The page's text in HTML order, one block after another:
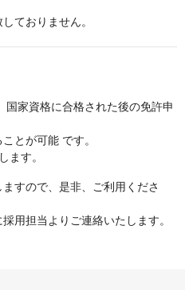
ておりません。
国家資格に合格された後の免許申
とが可能 です。
ます。
すので、是非、ご利用くださ
用担当よりご連絡いたします。